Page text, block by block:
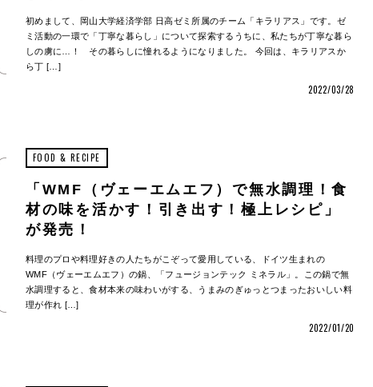
初めまして、岡山大学経済学部 日高ゼミ所属のチーム「キラリアス」です。ゼ
ミ活動の一環で「丁寧な暮らし」について探索するうちに、私たちが丁寧な暮ら
しの虜に…！ その暮らしに憧れるようになりました。 今回は、キラリアスか
ら丁 […]
2022/03/28
FOOD & RECIPE
「WMF（ヴェーエムエフ）で無水調理！食
材の味を活かす！引き出す！極上レシピ」
が発売！
料理のプロや料理好きの人たちがこぞって愛用している、ドイツ生まれの
WMF（ヴェーエムエフ）の鍋、「フュージョンテック ミネラル」。この鍋で無
水調理すると、食材本来の味わいがする、うまみのぎゅっとつまったおいしい料
理が作れ […]
2022/01/20